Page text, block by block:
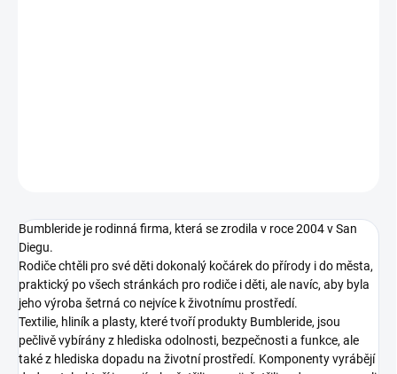
Bumbleride je rodinná firma, která se zrodila v roce 2004 v San
Diegu.
Rodiče chtěli pro své děti dokonalý kočárek do přírody i do města,
praktický po všech stránkách pro rodiče i děti, ale navíc, aby byla
jeho výroba šetrná co nejvíce k životnímu prostředí.
Textilie, hliník a plasty, které tvoří produkty Bumbleride, jsou
pečlivě vybírány z hlediska odolnosti, bezpečnosti a funkce, ale
také z hlediska dopadu na životní prostředí. Komponenty vyrábějí